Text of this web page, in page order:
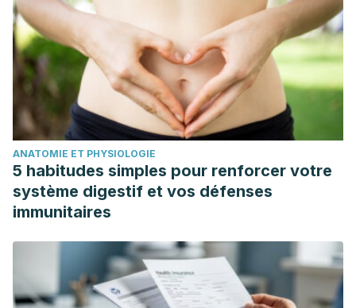
ANATOMIE ET PHYSIOLOGIE
5 habitudes simples pour renforcer votre
système digestif et vos défenses
immunitaires